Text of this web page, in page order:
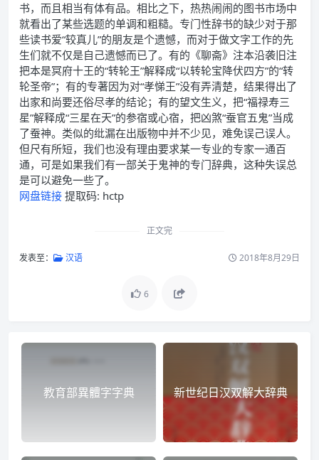
书，而且相当有体有品。相比之下，热热闹闹的图书市场中
就看出了某些选题的单调和粗糙。专门性辞书的缺少对于那
些读书爱“较真儿”的朋友是个遗憾，而对于做文字工作的先
生们就不仅是自己遗憾而已了。有的《聊斋》注本沿袭旧注
把本是冥府十王的“转轮王”解释成“以转轮宝降伏四方”的“转
轮圣帝”；有的专著因为对“孝悌王”没有弄清楚，结果得出了
出家和尚要还俗尽孝的结论；有的望文生义，把“福禄寿三
星”解释成“三星在天”的参宿或心宿，把凶煞“蚕官五鬼”当成
了蚕神。类似的纰漏在出版物中并不少见，难免误己误人。
但尺有所短，我们也没有理由要求某一专业的专家一通百
通，可是如果我们有一部关于鬼神的专门辞典，这种失误总
是可以避免一些了。
网盘链接 提取码: hctp
正文完
发表至： 汉语 2018年8月29日
6
教育部異體字字典 新世纪日汉双解大辞典